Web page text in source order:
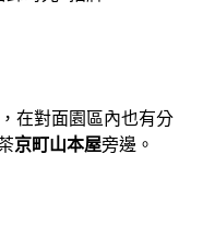
在對面園區內也有分
京町山本屋旁邊。